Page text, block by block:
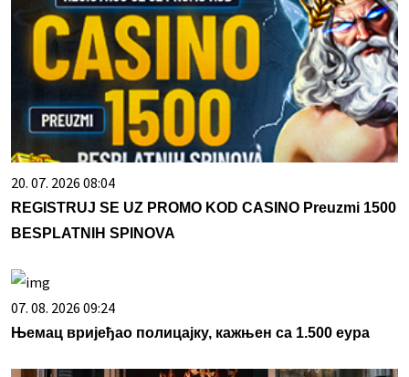
20. 07. 2026 08:04
REGISTRUJ SE UZ PROMO KOD CASINO Preuzmi 1500
BESPLATNIH SPINOVA
07. 08. 2026 09:24
Њемац вријеђао полицајку, кажњен са 1.500 еура